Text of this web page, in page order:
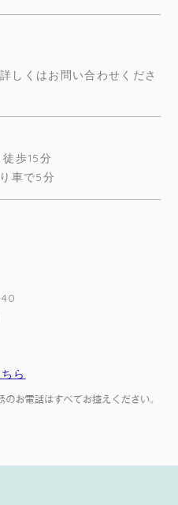
くはお問い合わせくださ
歩15分
車で5分
ら